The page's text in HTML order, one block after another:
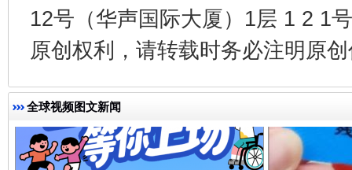
12号（华声国际大厦）1层 1 2 1
原创权利，请转载时务必注明原
全球视频图文新闻
全民健身五年计划来了！等你上场